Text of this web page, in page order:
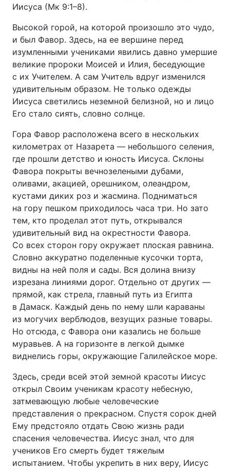
Иисуса (Мк 9:1–8).
Высокой горой, на которой произошло это чудо,
и был Фавор. Здесь, на ее вершине перед
изумленными учениками явились давно умершие
великие пророки Моисей и Илия, беседующие
с их Учителем. А сам Учитель вдруг изменился
удивительным образом. Не только одежды
Иисуса светились неземной белизной, но и лицо
Его стало сиять, словно солнце.
Гора Фавор расположена всего в нескольких
километрах от Назарета — небольшого селения,
где прошли детство и юность Иисуса. Склоны
Фавора покрыты вечнозелеными дубами,
оливами, акацией, орешником, олеандром,
кустами диких роз и жасмина. Подниматься
на гору пешком приходилось часа три. Но зато
тем, кто проделал этот путь, открывался
удивительный вид на окрестности Фавора.
Со всех сторон гору окружает плоская равнина.
Словно аккуратно поделенные кусочки торта,
видны на ней поля и сады. Вся долина внизу
изрезана линиями дорог. Отдельно от других —
прямой, как стрела, главный путь из Египта
в Дамаск. Каждый день по нему шли караваны
из могучих верблюдов, везущих разные товары.
Но отсюда, с Фавора они казались не больше
муравьев. А на горизонте в легкой дымке
виднелись горы, окружающие Галилейское море.
Здесь, среди всей этой земной красоты Иисус
открыл Своим ученикам красоту небесную,
затмевающую любые человеческие
представления о прекрасном. Спустя сорок дней
Ему предстояло отдать Свою жизнь ради
спасения человечества. Иисус знал, что для
учеников Его смерть будет тяжелым
испытанием. Чтобы укрепить в них веру, Иисус